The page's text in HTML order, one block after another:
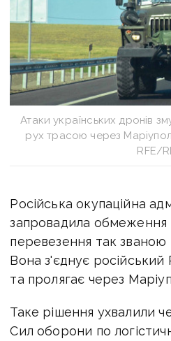
Атаки українських дронів
рух трасою через
RFE/
Російська окупаційна
запровадила обмеження
перевезення так званою
Вона з'єднує
та пролягає через
Таке рішення ухвалили
Сил оборони по